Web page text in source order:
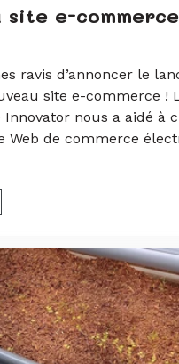
site e-
ravis d’annoncer le
site e-commerce !
Innovator nous a aidé à
Web de commerce